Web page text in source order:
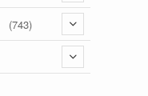
(743)